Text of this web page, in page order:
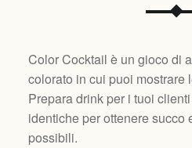
Color Cocktail è un gioco di
colorato in cui puoi mostrare
Prepara drink per i tuoi
identiche per ottenere succo
possibili.